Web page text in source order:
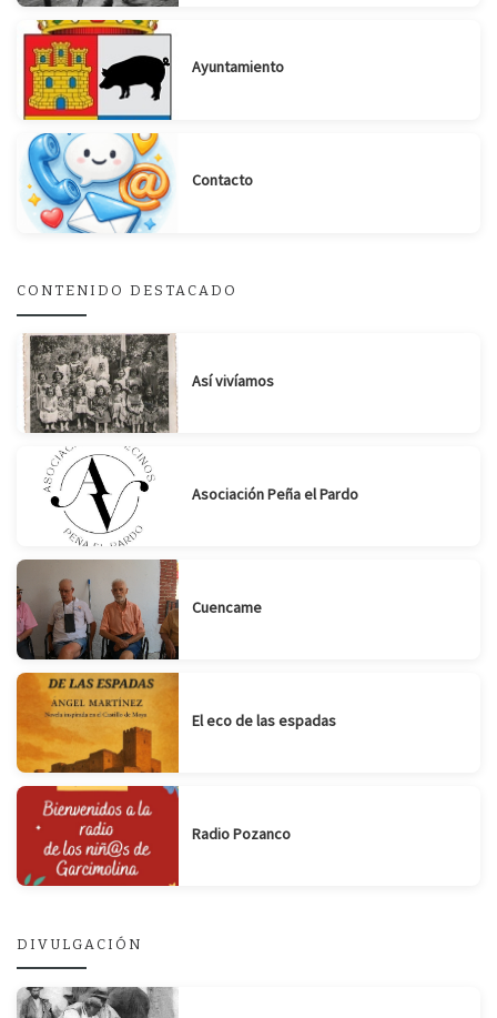
Ayuntamiento
Contacto
CONTENIDO DESTACADO
Así vivíamos
Asociación Peña el Pardo
Cuencame
El eco de las espadas
Radio Pozanco
DIVULGACIÓN